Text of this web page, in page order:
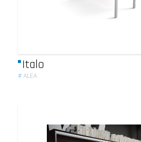
Italo
#ALEA